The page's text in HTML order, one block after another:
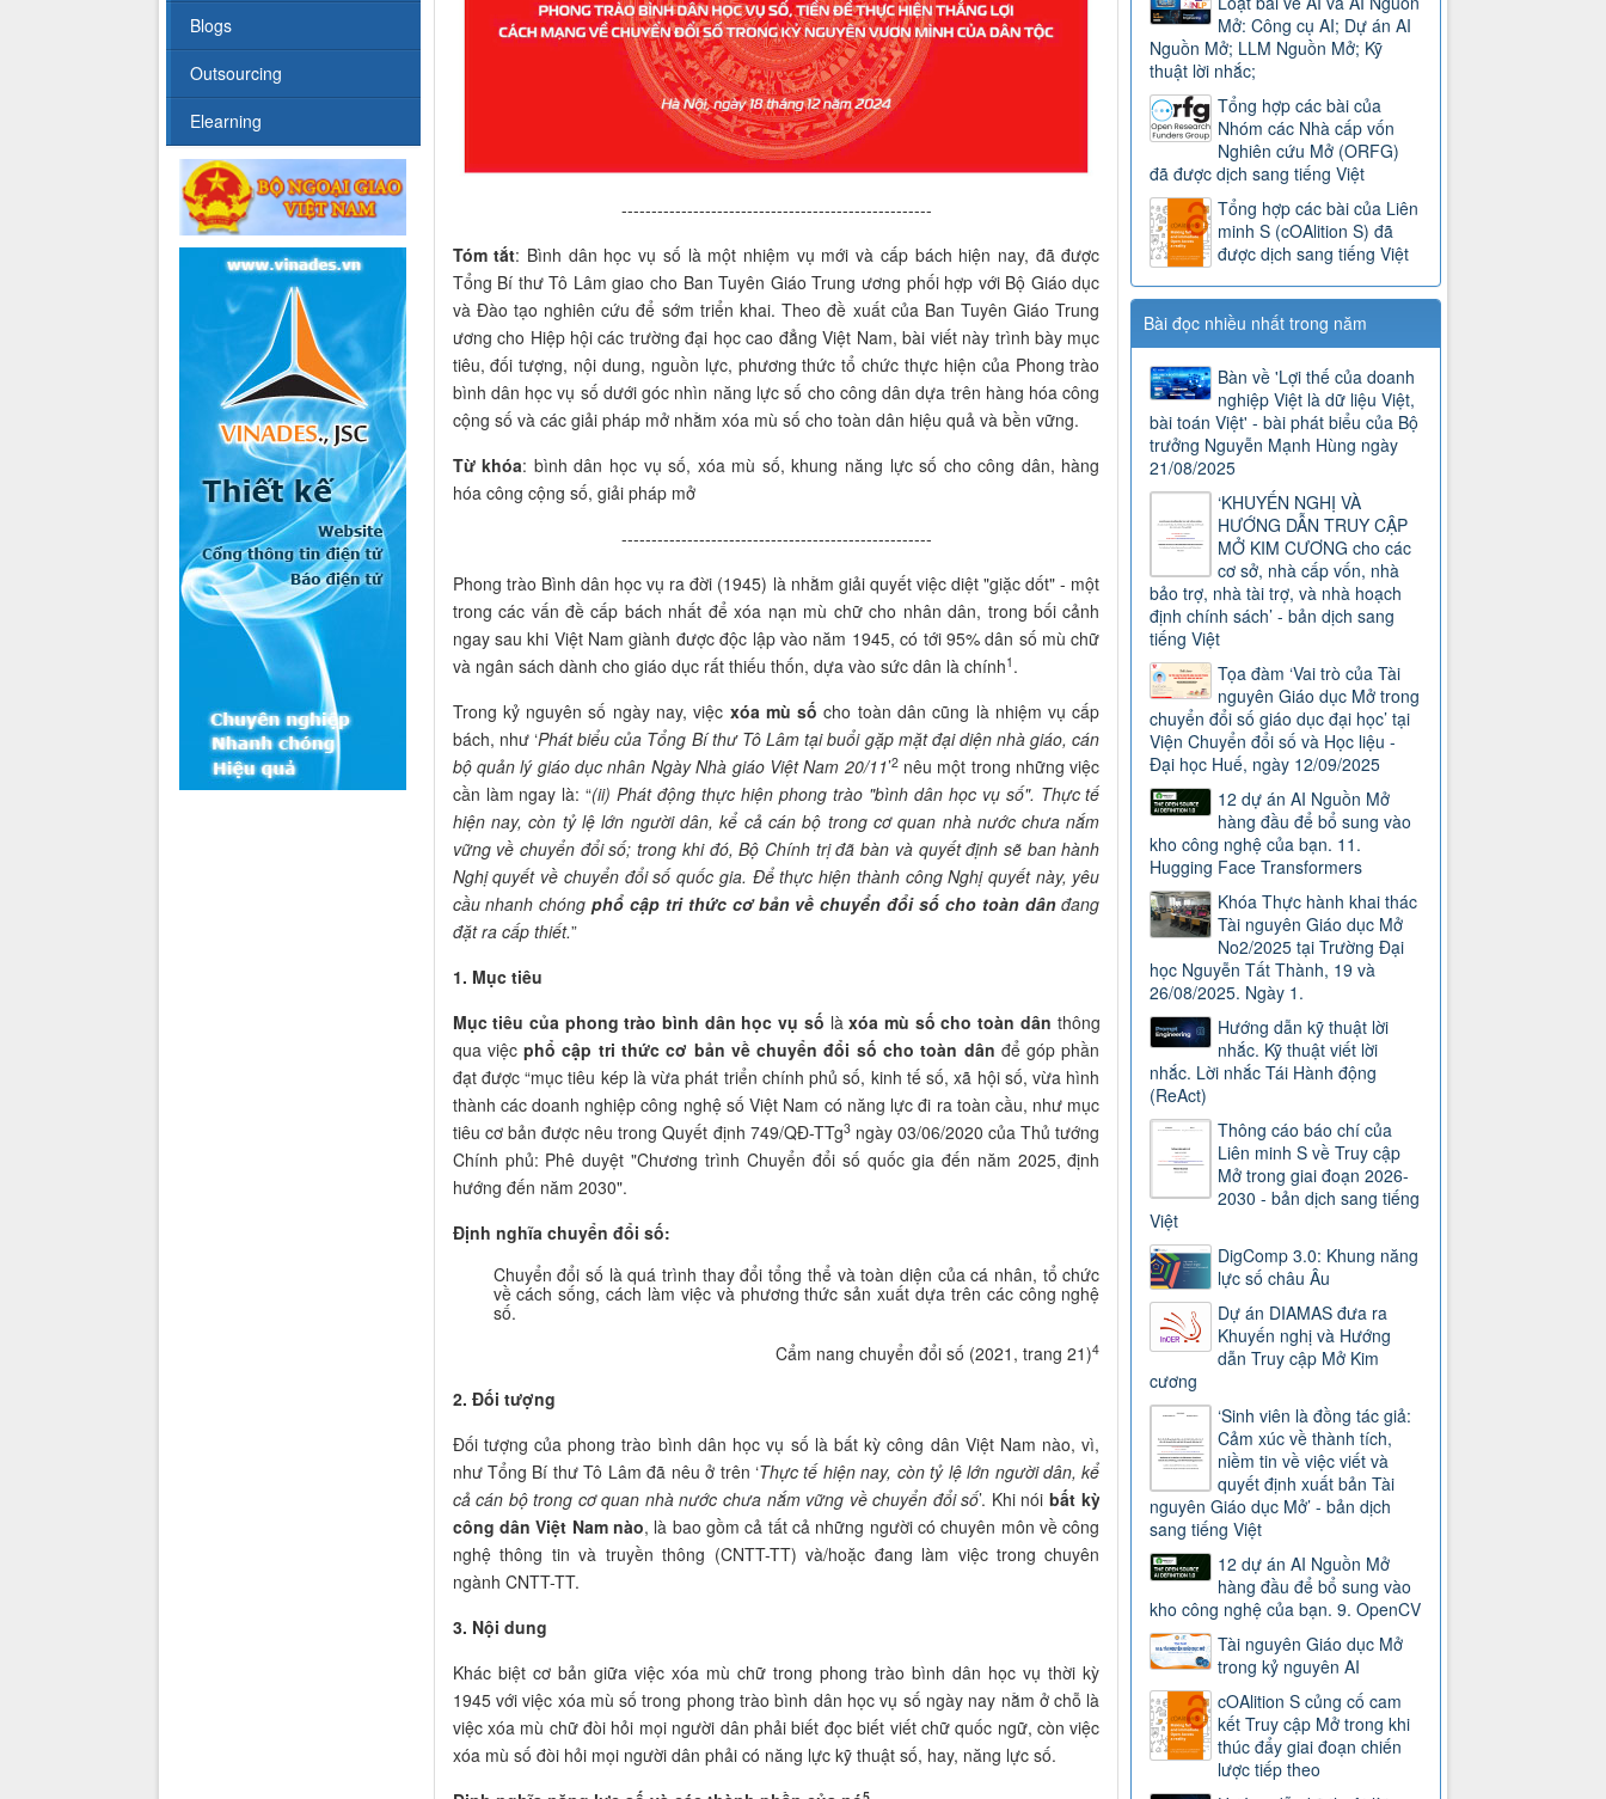
----------------------------------------------------
Tóm tắt: Bình dân học vụ số là một nhiệm vụ mới và cấp bách hiện nay, đã được
Tổng Bí thư Tô Lâm giao cho Ban Tuyên Giáo Trung ương phối hợp với Bộ Giáo dục
và Đào tạo nghiên cứu để sớm triển khai. Theo đề xuất của Ban Tuyên Giáo Trung
ương cho Hiệp hội các trường đại học cao đẳng Việt Nam, bài viết này trình bày mục
tiêu, đối tượng, nội dung, nguồn lực, phương thức tổ chức thực hiện của Phong trào
bình dân học vụ số dưới góc nhìn năng lực số cho công dân dựa trên hàng hóa công
cộng số và các giải pháp mở nhằm xóa mù số cho toàn dân hiệu quả và bền vững.
Từ khóa: bình dân học vụ số, xóa mù số, khung năng lực số cho công dân, hàng
hóa công cộng số, giải pháp mở
----------------------------------------------------
Phong trào Bình dân học vụ ra đời (1945) là nhằm giải quyết việc diệt "giặc dốt" - một
trong các vấn đề cấp bách nhất để xóa nạn mù chữ cho nhân dân, trong bối cảnh
ngay sau khi Việt Nam giành được độc lập vào năm 1945, có tới 95% dân số mù chữ
và ngân sách dành cho giáo dục rất thiếu thốn, dựa vào sức dân là chính1 .
Trong kỷ nguyên số ngày nay, việc xóa mù số cho toàn dân cũng là nhiệm vụ cấp
bách, như ‘Phát biểu của Tổng Bí thư Tô Lâm tại buổi gặp mặt đại diện nhà giáo, cán
bộ quản lý giáo dục nhân Ngày Nhà giáo Việt Nam 20/11’2nêu một trong những việc
cần làm ngay là: “(ii) Phát động thực hiện phong trào "bình dân học vụ số". Thực tế
hiện nay, còn tỷ lệ lớn người dân, kể cả cán bộ trong cơ quan nhà nước chưa nắm
vững về chuyển đổi số; trong khi đó, Bộ Chính trị đã bàn và quyết định sẽ ban hành
Nghị quyết về chuyển đổi số quốc gia. Để thực hiện thành công Nghị quyết này, yêu
cầu nhanh chóngphổ cập tri thức cơ bản về chuyển đổi số cho toàn dânđang
đặt ra cấp thiết.”
1. Mục tiêu
Mục tiêu của phong trào bình dân học vụ số làxóa mù số cho toàn dân thông
qua việcphổ cập tri thức cơ bản về chuyển đổi số cho toàn dân để góp phần
đạt được “mục tiêu kép là vừa phát triển chính phủ số, kinh tế số, xã hội số, vừa hình
thành các doanh nghiệp công nghệ số Việt Nam có năng lực đi ra toàn cầu, như mục
tiêu cơ bản được nêu trong Quyết định 749/QĐ-TTg3ngày 03/06/2020 của Thủ tướng
Chính phủ: Phê duyệt "Chương trình Chuyển đổi số quốc gia đến năm 2025, định
hướng đến năm 2030".
Định nghĩa chuyển đổi số:
Chuyển đổi số là quá trình thay đổi tổng thể và toàn diện của cá nhân, tổ chức
về cách sống, cách làm việc và phương thức sản xuất dựa trên các công nghệ
số.
Cẩm nang chuyển đổi số (2021, trang 21)4
2. Đối tượng
Đối tượng của phong trào bình dân học vụ số là bất kỳ công dân Việt Nam nào, vì,
như Tổng Bí thư Tô Lâm đã nêu ở trên ‘Thực tế hiện nay, còn tỷ lệ lớn người dân, kể
cả cán bộ trong cơ quan nhà nước chưa nắm vững về chuyển đổi số’. Khi nói bất kỳ
công dân Việt Nam nào, là bao gồm cả tất cả những người có chuyên môn về công
nghệ thông tin và truyền thông (CNTT-TT) và/hoặc đang làm việc trong chuyên
ngành CNTT-TT.
3. Nội dung
Khác biệt cơ bản giữa việc xóa mù chữ trong phong trào bình dân học vụ thời kỳ
1945 với việc xóa mù số trong phong trào bình dân học vụ số ngày nay nằm ở chỗ là
việc xóa mù chữ đòi hỏi mọi người dân phải biết đọc biết viết chữ quốc ngữ, còn việc
xóa mù số đòi hỏi mọi người dân phải có năng lực kỹ thuật số, hay, năng lực số.
Mở: Công cụ AI; Dự án AI
Nguồn Mở; LLM Nguồn Mở; Kỹ
thuật lời nhắc;
Tổng hợp các bài của
Nhóm các Nhà cấp vốn
Nghiên cứu Mở (ORFG)
đã được dịch sang tiếng Việt
Tổng hợp các bài của Liên
minh S (cOAlition S) đã
được dịch sang tiếng Việt
Bài đọc nhiều nhất trong năm
Bàn về 'Lợi thế của doanh
nghiệp Việt là dữ liệu Việt,
bài toán Việt' - bài phát biểu của Bộ
trưởng Nguyễn Mạnh Hùng ngày
21/08/2025
‘KHUYẾN NGHỊ VÀ
HƯỚNG DẪN TRUY CẬP
MỞ KIM CƯƠNG cho các
cơ sở, nhà cấp vốn, nhà
bảo trợ, nhà tài trợ, và nhà hoạch
định chính sách’ - bản dịch sang
tiếng Việt
Tọa đàm ‘Vai trò của Tài
nguyên Giáo dục Mở trong
chuyển đổi số giáo dục đại học’ tại
Viện Chuyển đổi số và Học liệu -
Đại học Huế, ngày 12/09/2025
12 dự án AI Nguồn Mở
hàng đầu để bổ sung vào
kho công nghệ của bạn. 11.
Hugging Face Transformers
Khóa Thực hành khai thác
Tài nguyên Giáo dục Mở
No2/2025 tại Trường Đại
học Nguyễn Tất Thành, 19 và
26/08/2025. Ngày 1.
Hướng dẫn kỹ thuật lời
nhắc. Kỹ thuật viết lời
nhắc. Lời nhắc Tái Hành động
(ReAct)
Thông cáo báo chí của
Liên minh S về Truy cập
Mở trong giai đoạn 2026-
2030 - bản dịch sang tiếng
Việt
DigComp 3.0: Khung năng
lực số châu Âu
Dự án DIAMAS đưa ra
Khuyến nghị và Hướng
dẫn Truy cập Mở Kim
cương
‘Sinh viên là đồng tác giả:
Cảm xúc về thành tích,
niềm tin về việc viết và
quyết định xuất bản Tài
nguyên Giáo dục Mở’ - bản dịch
sang tiếng Việt
12 dự án AI Nguồn Mở
hàng đầu để bổ sung vào
kho công nghệ của bạn. 9. OpenCV
Tài nguyên Giáo dục Mở
trong kỷ nguyên AI
cOAlition S củng cố cam
kết Truy cập Mở trong khi
thúc đẩy giai đoạn chiến
lược tiếp theo
Blogs
Outsourcing
Elearning